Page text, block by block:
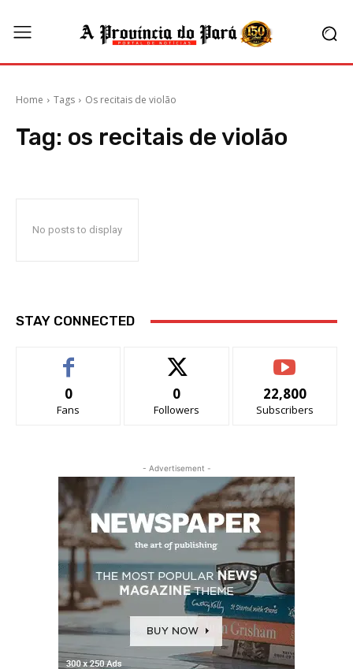
Home Tags Os recitais de violão
Tag: os recitais de violão
No posts to display
STAY CONNECTED
0
Fans
0
Followers
22,800
Subscribers
- Advertisement -